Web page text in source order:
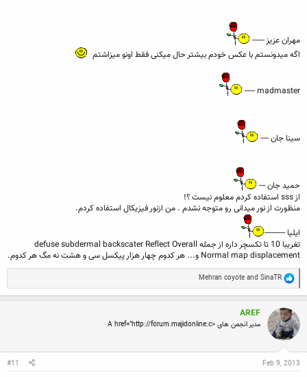
مهران عزیز ------
اگه میدونستم با عکس خودم بیشتر حال میکنی فقط اونو میزاشتم
madmaster -----
سینا جان ----
حمید جان ---
از sss استفاده کردم معلوم نیست ؟!
منظورت از نور میدانی رو متوجه نشدم . من ازنور فیزیکال استفاده کردم.
ایلیا ----------
تغریبا 10 تا تکسچر داره از جمله defuse subdermal backscater Reflect Overall
Normal map displacement و... هر کدوم چهار هزار پیکسل سی و هشت نه مگ هر کدوم.
R
e
a
c
t
i
o
n
:
SinaTR
Mehran coyote
AREF
مدیر انجمن های <A href="http://forum.majidonline.c
Feb 9, 2013
#11